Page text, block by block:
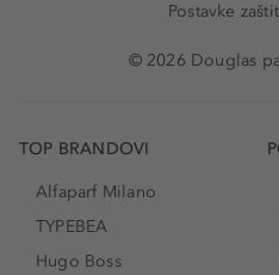
Postavke
© 2026 Douglas
TOP BRANDOVI
Alfaparf Milano
TYPEBEA
Hugo Boss